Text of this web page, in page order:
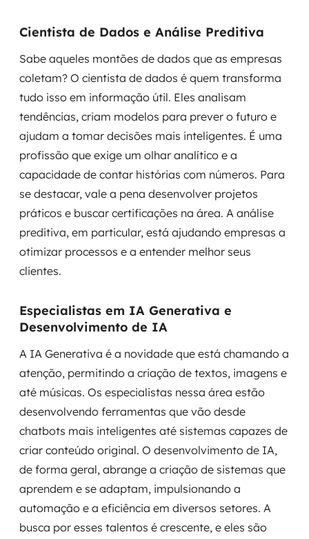
Cientista de Dados e Análise Preditiva
Sabe aqueles montões de dados que as empresas
coletam? O cientista de dados é quem transforma
tudo isso em informação útil. Eles analisam
tendências, criam modelos para prever o futuro e
ajudam a tomar decisões mais inteligentes. É uma
profissão que exige um olhar analítico e a
capacidade de contar histórias com números. Para
se destacar, vale a pena desenvolver projetos
práticos e buscar certificações na área. A análise
preditiva, em particular, está ajudando empresas a
otimizar processos e a entender melhor seus
clientes.
Especialistas em IA Generativa e
Desenvolvimento de IA
A IA Generativa é a novidade que está chamando a
atenção, permitindo a criação de textos, imagens e
até músicas. Os especialistas nessa área estão
desenvolvendo ferramentas que vão desde
chatbots mais inteligentes até sistemas capazes de
criar conteúdo original. O desenvolvimento de IA,
de forma geral, abrange a criação de sistemas que
aprendem e se adaptam, impulsionando a
automação e a eficiência em diversos setores. A
busca por esses talentos é crescente, e eles são